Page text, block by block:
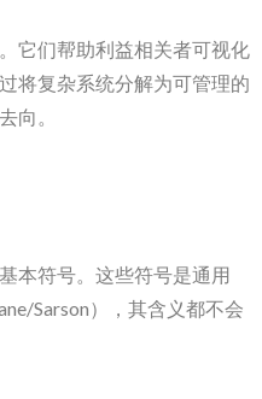
它们帮助利益相关者可视化
将复杂系统分解为可管理的
向。
本符号。这些符号是通用
Sarson），其含义都不会